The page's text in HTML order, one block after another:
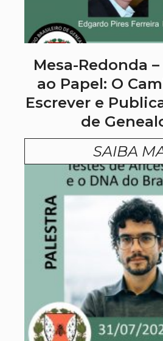
Mesa-Redonda
ao Papel: O
Escrever e
de
SAIBA